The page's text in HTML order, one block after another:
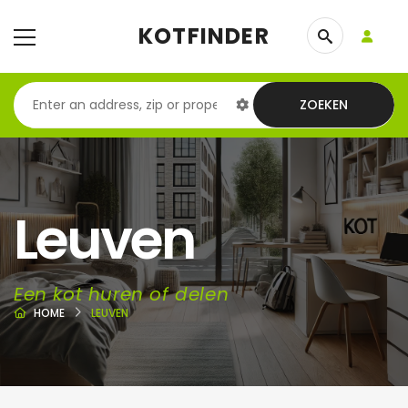
KOTFINDER
ZOEKEN
Leuven
Een kot huren of delen
HOME LEUVEN